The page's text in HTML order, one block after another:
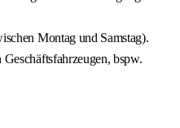
Montag und Samstag).
bspw.